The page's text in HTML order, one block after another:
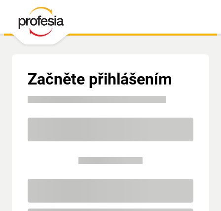
Začněte přihlášením